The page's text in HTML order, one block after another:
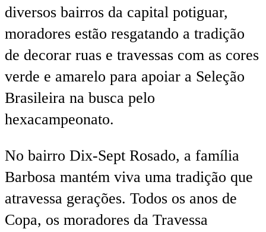
diversos bairros da capital potiguar,
moradores estão resgatando a tradição
de decorar ruas e travessas com as cores
verde e amarelo para apoiar a Seleção
Brasileira na busca pelo
hexacampeonato.
No bairro Dix-Sept Rosado, a família
Barbosa mantém viva uma tradição que
atravessa gerações. Todos os anos de
Copa, os moradores da Travessa